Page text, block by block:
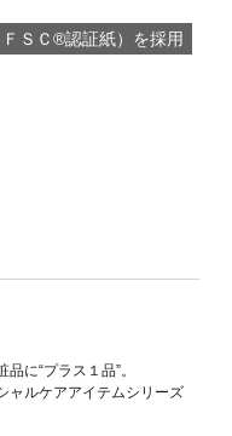
ＦＳＣ®️認証紙）を採用
に“プラス１品”。
ャルケアアイテムシリーズ